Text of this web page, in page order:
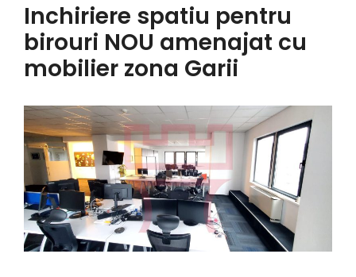
Inchiriere spatiu pentru
birouri NOU amenajat cu
mobilier zona Garii